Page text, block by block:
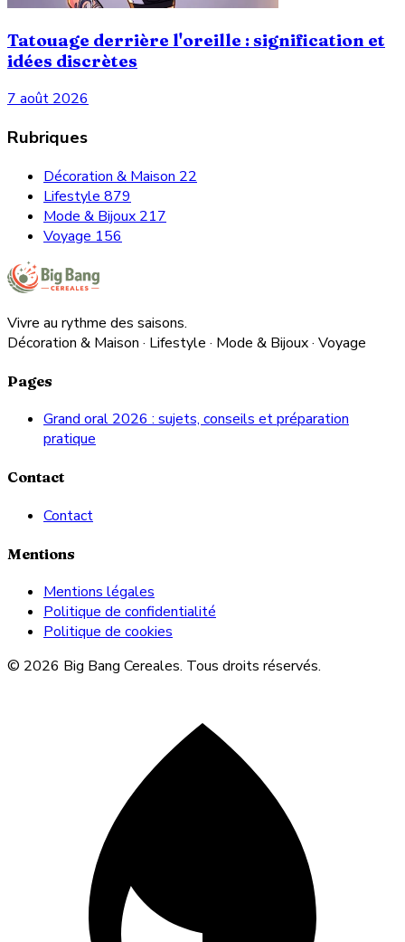
Tatouage derrière l'oreille : signification et
idées discrètes
7 août 2026
Rubriques
Décoration & Maison 22
Lifestyle 879
Mode & Bijoux 217
Voyage 156
Vivre au rythme des saisons.
Décoration & Maison · Lifestyle · Mode & Bijoux · Voyage
Pages
Grand oral 2026 : sujets, conseils et préparation
pratique
Contact
Contact
Mentions
Mentions légales
Politique de confidentialité
Politique de cookies
© 2026 Big Bang Cereales. Tous droits réservés.